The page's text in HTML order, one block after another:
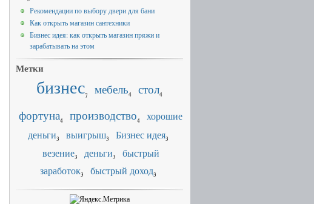
Рекомендации по выбору двери для бани
Как открыть магазин сантехники
Бизнес идея: как открыть магазин пряжи и
зарабатывать на этом
Метки
бизнес7 мебель4 стол4
фортуна4 производство4
хорошие
деньги3 выигрыш3 Бизнес идея3
везение3 деньги3
быстрый
заработок3 быстрый доход3